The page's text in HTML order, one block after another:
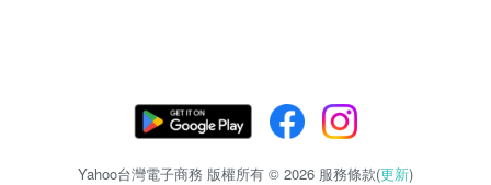
Yahoo台灣電子商務 版權所有 © 2026 服務條款(更新)